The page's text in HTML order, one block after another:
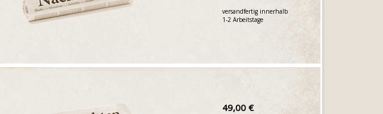
versandfertig innerhalb
1-2 Arbeitstage
49,00 €